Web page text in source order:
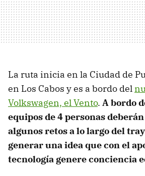
La ruta inicia en la Ciudad de
en Los Cabos y es a bordo del
Volkswagen, el Vento. A bordo
equipos de 4 personas
algunos retos a lo largo del
generar una idea que con el
tecnología genere conciencia